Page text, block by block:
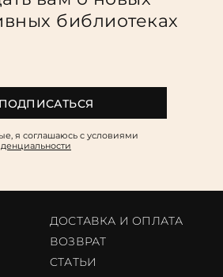
библиотеках
ПОДПИСАТЬСЯ
я соглашаюсь c условиями
ДОСТАВКА И ОПЛАТА
ВОЗВРАТ
CТАТЬИ